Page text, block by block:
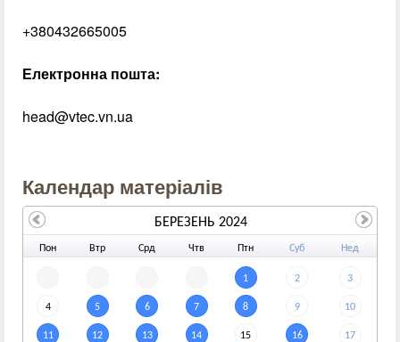
+380432665005
Електронна пошта:
head@vtec.vn.ua
Календар матеріалів
Пон Втр Срд Чтв Птн Суб Нед
1 2 3
4 5 6 7 8 9 10
11 12 13 14 15 16 17
БЕРЕЗЕНЬ 2024